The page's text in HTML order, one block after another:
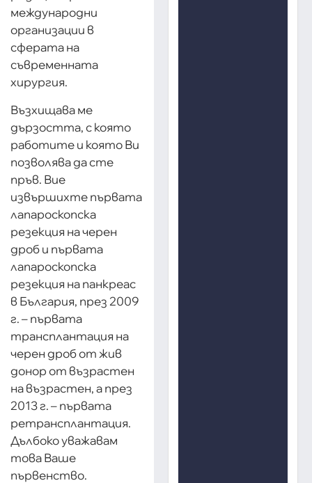
международни
организации в
сферата на
съвременната
хирургия.
Възхищава ме
дързостта, с която
работите и която Ви
позволява да сте
пръв. Вие
извършихте първата
лапароскопска
резекция на черен
дроб и първата
лапароскопска
резекция на панкреас
в България, през 2009
г. – първата
трансплантация на
черен дроб от жив
донор от възрастен
на възрастен, а през
2013 г. – първата
ретрансплантация.
Дълбоко уважавам
това Ваше
първенство.